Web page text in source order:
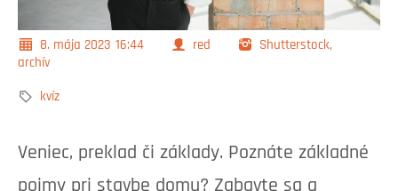
8. mája 2023 16:44 red
Shutterstock,
archív
kvíz
Veniec, preklad či základy. Poznáte základné
pojmy pri stavbe domu? Zabavte sa a